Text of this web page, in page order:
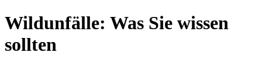
Wildunfälle: Was Sie wissen
sollten